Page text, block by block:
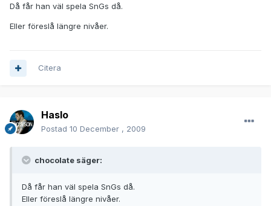
Då får han väl spela SnGs då.
Eller föreslå längre nivåer.
Citera
Haslo
Postad 10 December , 2009
chocolate säger:
Då får han väl spela SnGs då.
Eller föreslå längre nivåer.